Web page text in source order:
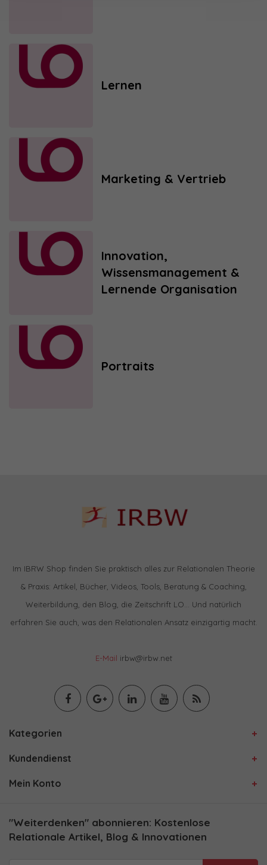
Lernen
Marketing & Vertrieb
Innovation,
Wissensmanagement &
Lernende Organisation
Portraits
Im IBRW Shop finden Sie praktisch alles zur Relationalen Theorie
& Praxis: Artikel, Bücher, Videos, Tools, Beratung & Coaching,
Weiterbildung, den Blog, die Zeitschrift LO… Und natürlich
erfahren Sie auch, was den Relationalen Ansatz einzigartig macht.
E-Mail irbw@irbw.net
Kategorien
Kundendienst
Mein Konto
"Weiterdenken" abonnieren: Kostenlose
Relationale Artikel, Blog & Innovationen